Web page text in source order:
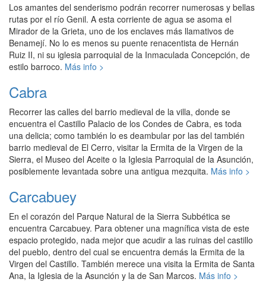
Los amantes del senderismo podrán recorrer numerosas y bellas
rutas por el río Genil. A esta corriente de agua se asoma el
Mirador de la Grieta, uno de los enclaves más llamativos de
Benamejí. No lo es menos su puente renacentista de Hernán
Ruiz II, ni su iglesia parroquial de la Inmaculada Concepción, de
estilo barroco. Más info >
Cabra
Recorrer las calles del barrio medieval de la villa, donde se
encuentra el Castillo Palacio de los Condes de Cabra, es toda
una delicia; como también lo es deambular por las del también
barrio medieval de El Cerro, visitar la Ermita de la Virgen de la
Sierra, el Museo del Aceite o la Iglesia Parroquial de la Asunción,
posiblemente levantada sobre una antigua mezquita. Más info >
Carcabuey
En el corazón del Parque Natural de la Sierra Subbética se
encuentra Carcabuey. Para obtener una magnífica vista de este
espacio protegido, nada mejor que acudir a las ruinas del castillo
del pueblo, dentro del cual se encuentra demás la Ermita de la
Virgen del Castillo. También merece una visita la Ermita de Santa
Ana, la Iglesia de la Asunción y la de San Marcos. Más info >